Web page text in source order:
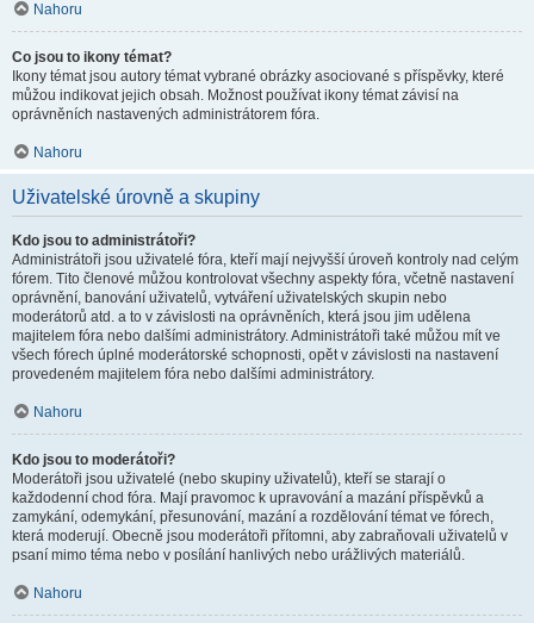
Nahoru
Co jsou to ikony témat?
Ikony témat jsou autory témat vybrané obrázky asociované s příspěvky, které
můžou indikovat jejich obsah. Možnost používat ikony témat závisí na
oprávněních nastavených administrátorem fóra.
Nahoru
Uživatelské úrovně a skupiny
Kdo jsou to administrátoři?
Administrátoři jsou uživatelé fóra, kteří mají nejvyšší úroveň kontroly nad celým
fórem. Tito členové můžou kontrolovat všechny aspekty fóra, včetně nastavení
oprávnění, banování uživatelů, vytváření uživatelských skupin nebo
moderátorů atd. a to v závislosti na oprávněních, která jsou jim udělena
majitelem fóra nebo dalšími administrátory. Administrátoři také můžou mít ve
všech fórech úplné moderátorské schopnosti, opět v závislosti na nastavení
provedeném majitelem fóra nebo dalšími administrátory.
Nahoru
Kdo jsou to moderátoři?
Moderátoři jsou uživatelé (nebo skupiny uživatelů), kteří se starají o
každodenní chod fóra. Mají pravomoc k upravování a mazání příspěvků a
zamykání, odemykání, přesunování, mazání a rozdělování témat ve fórech,
která moderují. Obecně jsou moderátoři přítomni, aby zabraňovali uživatelů v
psaní mimo téma nebo v posílání hanlivých nebo urážlivých materiálů.
Nahoru